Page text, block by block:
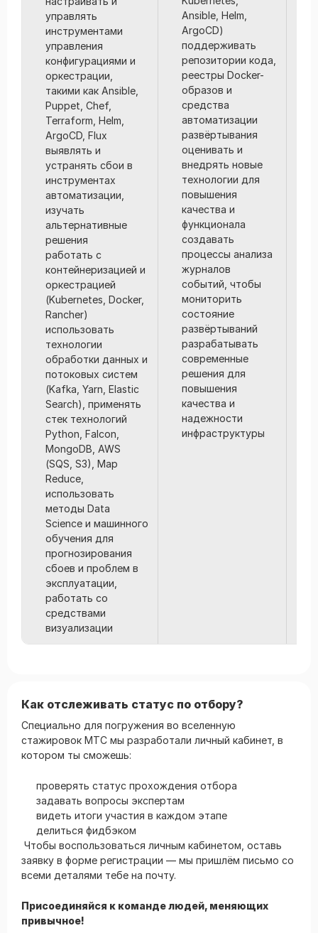
управлять
инструментами
управления
конфигурациями и
оркестрации,
такими как Ansible,
Puppet, Chef,
Terraform, Helm,
ArgoCD, Flux
выявлять и
устранять сбои в
инструментах
автоматизации,
изучать
альтернативные
решения
работать с
контейнеризацией и
оркестрацией
(Kubernetes, Docker,
Rancher)
использовать
технологии
обработки данных и
потоковых систем
(Kafka, Yarn, Elastic
Search), применять
стек технологий
Python, Falcon,
MongoDB, AWS
(SQS, S3), Map
Reduce,
использовать
методы Data
Science и машинного
обучения для
прогнозирования
сбоев и проблем в
эксплуатации,
работать со
средствами
визуализации
Ansible, Helm,
ArgoCD)
поддерживать
репозитории кода,
реестры Docker-
образов и
средства
автоматизации
развёртывания
оценивать и
внедрять новые
технологии для
повышения
качества и
функционала
создавать
процессы анализа
журналов
событий, чтобы
мониторить
состояние
развёртываний
разрабатывать
современные
решения для
повышения
качества и
надежности
инфраструктуры
Как отслеживать статус по отбору?
Специально для погружения во вселенную
стажировок МТС мы разработали личный кабинет, в
котором ты сможешь:
проверять статус прохождения отбора
задавать вопросы экспертам
видеть итоги участия в каждом этапе
делиться фидбэком
Чтобы воспользоваться личным кабинетом, оставь
заявку в форме регистрации — мы пришлём письмо со
всеми деталями тебе на почту.
Присоединяйся к команде людей, меняющих
привычное!